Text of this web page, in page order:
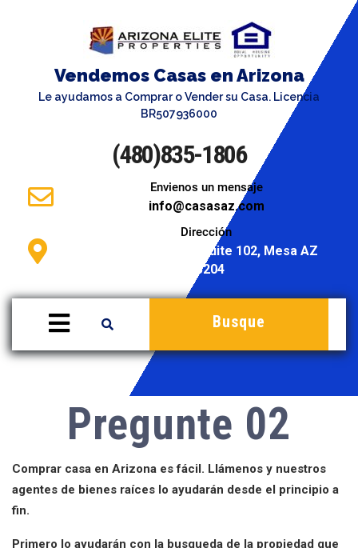
Vendemos Casas en Arizona
Le ayudamos a Comprar o Vender su Casa. Licencia
BR507936000
(480)835-1806
Envienos un mensaje
info@casasaz.com
Dirección
946 S. Stapley Dr. Suite 102, Mesa AZ
85204
Busque
Pregunte 02
Comprar casa en Arizona es fácil. Llámenos y nuestros
agentes de bienes raíces lo ayudarán desde el principio a
fin.
Primero lo ayudarán con la busqueda de la propiedad que